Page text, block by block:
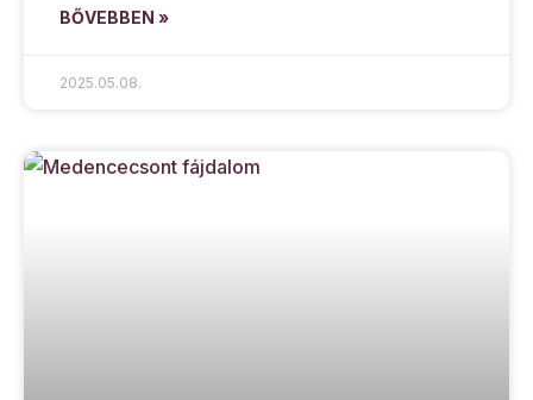
BŐVEBBEN »
2025.05.08.